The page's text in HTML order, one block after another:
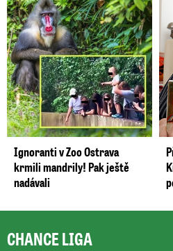
Ignoranti v Zoo Ostrava
krmili mandrily! Pak ještě
nadávali
CHANCE LIGA